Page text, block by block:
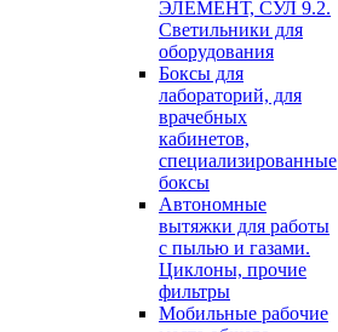
ЭЛЕМЕНТ, СУЛ 9.2.
Светильники для
оборудования
Боксы для
лабораторий, для
врачебных
кабинетов,
специализированные
боксы
Автономные
вытяжки для работы
с пылью и газами.
Циклоны, прочие
фильтры
Мобильные рабочие